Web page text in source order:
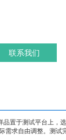
联系我们
置于测试平台上
求自由调整。测